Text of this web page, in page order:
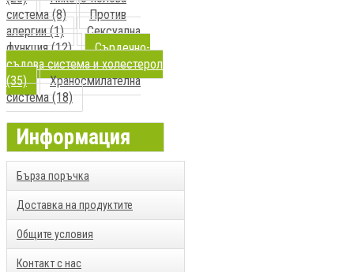
система (8)
Против
алергии (1)
Сексуална
функция (12)
Сърдечно-
съдова система и холестерол
(35)
Храносмилателна
система (18)
Информация
Бърза поръчка
Доставка на продуктите
Общите условия
Контакт с нас